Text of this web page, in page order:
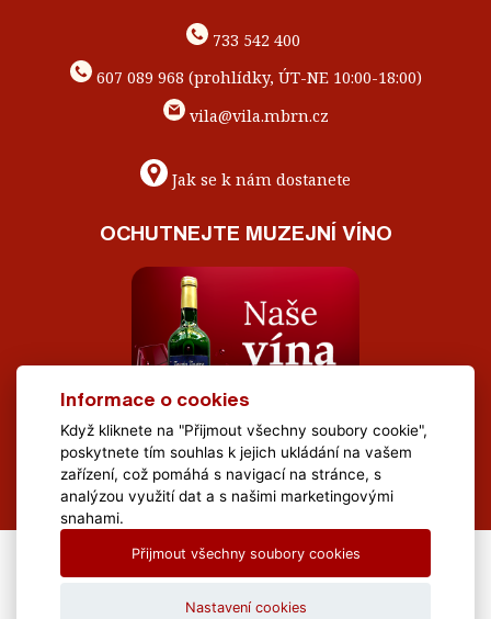
733 542 400
607 089 968 (prohlídky, ÚT-NE 10:00-18:00)
vila@vila.mbrn.cz
Jak se k nám dostanete
OCHUTNEJTE MUZEJNÍ VÍNO
All Rights Reserved Muzeum Brněnska © 2020, Webdesign by
Informace o cookies
Když kliknete na "Přijmout všechny soubory cookie",
poskytnete tím souhlas k jejich ukládání na vašem
zařízení, což pomáhá s navigací na stránce, s
analýzou využití dat a s našimi marketingovými
snahami.
Přijmout všechny soubory cookies
Nastavení cookies